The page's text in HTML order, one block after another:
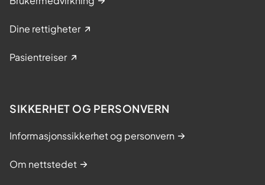
Dine rettigheter
Pasientreiser
SIKKERHET OG PERSONVERN
Informasjonssikkerhet og personvern
Om nettstedet